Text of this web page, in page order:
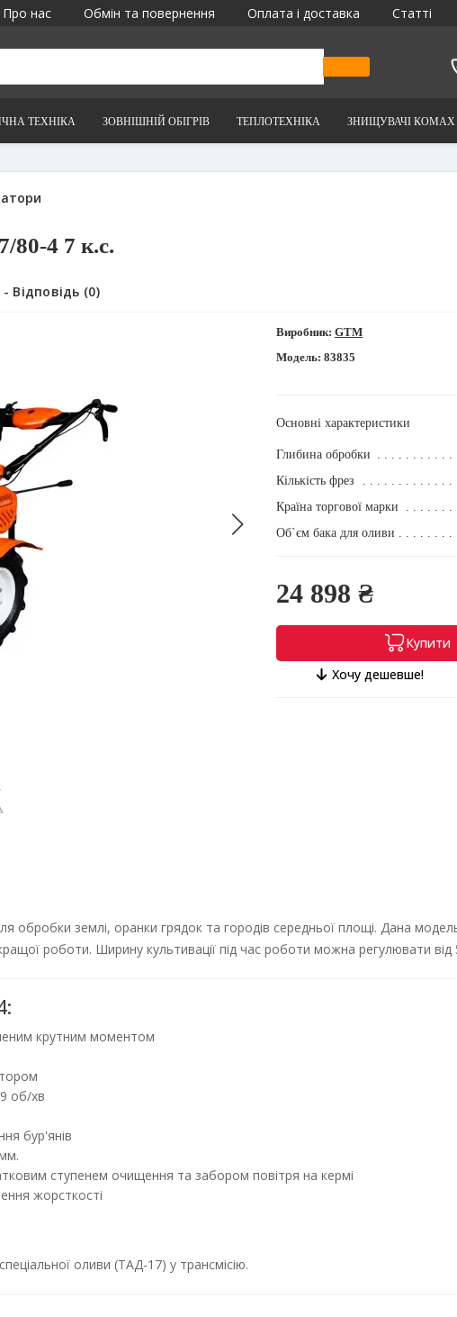
Про нас Обмін та повернення Оплата і доставка Статті
ТЕХНІКА ЗОВНІШНІЙ ОБІГРІВ ТЕПЛОТЕХНІКА ЗНИЩУВАЧІ КОМАХ
80-4 7 к.с.
Відповідь (0)
Виробник: GTM
Модель: 83835
Основні характеристики
Глибина обробки
Кількість фрез
Країна торгової марки
Об`єм бака для оливи
24 898 ₴
Купити
Хочу дешевше!
обробки землі, оранки грядок та городів середньої площі. Дана
роботи. Ширину культивації під час роботи можна регулювати
крутним моментом
об/хв
бур'янів
ступенем очищення та забором повітря на кермі
жорсткості
оливи (ТАД-17) у трансмісію.